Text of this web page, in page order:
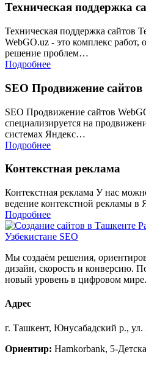
Техническая поддержка
Техническая поддержка сайтов
WebGO.uz - это комплекс
решение проблем…
Подробнее
SEO Продвижение сайтов
SEO Продвижение сайтов
специализируется на
системах Яндекс…
Подробнее
Контекстная реклама
Контекстная реклама У нас
ведение контекстной рекламы
Подробнее
Мы создаём решения,
дизайн, скорость и конверсию.
новый уровень в цифровом мире.
Адрес
г. Ташкент, Юнусабадский р.,
Ориентир: Hamkorbank, 5-